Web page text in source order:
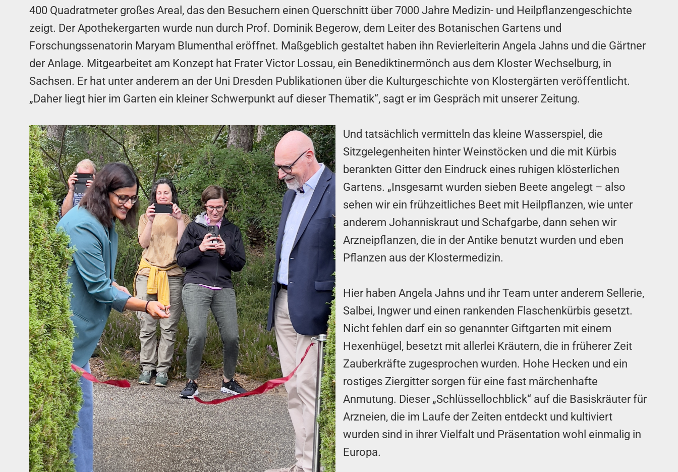
400 Quadratmeter großes Areal, das den Besuchern einen Querschnitt über 7000 Jahre Medizin- und Heilpflanzengeschichte
zeigt. Der Apothekergarten wurde nun durch Prof. Dominik Begerow, dem Leiter des Botanischen Gartens und
Forschungssenatorin Maryam Blumenthal eröffnet. Maßgeblich gestaltet haben ihn Revierleiterin Angela Jahns und die Gärtner
der Anlage. Mitgearbeitet am Konzept hat Frater Victor Lossau, ein Benediktinermönch aus dem Kloster Wechselburg, in
Sachsen. Er hat unter anderem an der Uni Dresden Publikationen über die Kulturgeschichte von Klostergärten veröffentlicht.
„Daher liegt hier im Garten ein kleiner Schwerpunkt auf dieser Thematik“, sagt er im Gespräch mit unserer Zeitung.
Und tatsächlich vermitteln das kleine Wasserspiel, die
Sitzgelegenheiten hinter Weinstöcken und die mit Kürbis
berankten Gitter den Eindruck eines ruhigen klösterlichen
Gartens. „Insgesamt wurden sieben Beete angelegt – also
sehen wir ein frühzeitliches Beet mit Heilpflanzen, wie unter
anderem Johanniskraut und Schafgarbe, dann sehen wir
Arzneipflanzen, die in der Antike benutzt wurden und eben
Pflanzen aus der Klostermedizin.
Hier haben Angela Jahns und ihr Team unter anderem Sellerie,
Salbei, Ingwer und einen rankenden Flaschenkürbis gesetzt.
Nicht fehlen darf ein so genannter Giftgarten mit einem
Hexenhügel, besetzt mit allerlei Kräutern, die in früherer Zeit
Zauberkräfte zugesprochen wurden. Hohe Hecken und ein
rostiges Ziergitter sorgen für eine fast märchenhafte
Anmutung. Dieser „Schlüssellochblick“ auf die Basiskräuter für
Arzneien, die im Laufe der Zeiten entdeckt und kultiviert
wurden sind in ihrer Vielfalt und Präsentation wohl einmalig in
Europa.